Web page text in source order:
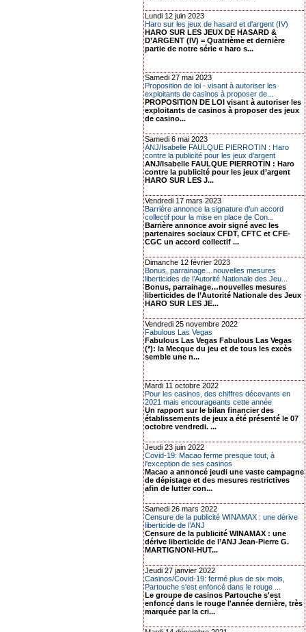
Lundi 12 juin 2023
Haro sur les jeux de hasard et d'argent (IV)
HARO SUR LES JEUX DE HASARD &
D’ARGENT (IV) = Quatrième et dernière
partie de notre série « haro s...
Samedi 27 mai 2023
Proposition de loi - visant à autoriser les
exploitants de casinos à proposer de...
PROPOSITION DE LOI visant à autoriser les
exploitants de casinos à proposer des jeux
de casino...
Samedi 6 mai 2023
ANJ/Isabelle FAULQUE PIERROTIN : Haro
contre la publicité pour les jeux d’argent
ANJ/Isabelle FAULQUE PIERROTIN : Haro
contre la publicité pour les jeux d’argent
HARO SUR LES J...
Vendredi 17 mars 2023
Barrière annonce la signature d’un accord
collectif pour la mise en place de Con...
Barrière annonce avoir signé avec les
partenaires sociaux CFDT, CFTC et CFE-
CGC un accord collectif ...
Dimanche 12 février 2023
Bonus, parrainage…nouvelles mesures
liberticides de l’Autorité Nationale des Jeu...
Bonus, parrainage…nouvelles mesures
liberticides de l’Autorité Nationale des Jeux
HARO SUR LES JE...
Vendredi 25 novembre 2022
Fabulous Las Vegas
Fabulous Las Vegas Fabulous Las Vegas
(*): la Mecque du jeu et de tous les excès
semble une n...
Mardi 11 octobre 2022
Pour les casinos, des chiffres décevants en
2021 mais encourageants cette année
Un rapport sur le bilan financier des
établissements de jeux a été présenté le 07
octobre vendredi. ...
Jeudi 23 juin 2022
Covid-19: Macao ferme presque tout, à
l'exception de ses casinos
Macao a annoncé jeudi une vaste campagne
de dépistage et des mesures restrictives
afin de lutter con...
Samedi 26 mars 2022
Censure de la publicité WINAMAX : une dérive
liberticide de l’ANJ
Censure de la publicité WINAMAX : une
dérive liberticide de l’ANJ Jean-Pierre G.
MARTIGNONI-HUT...
Jeudi 27 janvier 2022
Casinos/Covid-19: fermé plus de six mois,
Partouche s'est enfoncé dans le rouge ...
Le groupe de casinos Partouche s'est
enfoncé dans le rouge l'année dernière, très
marquée par la cri...